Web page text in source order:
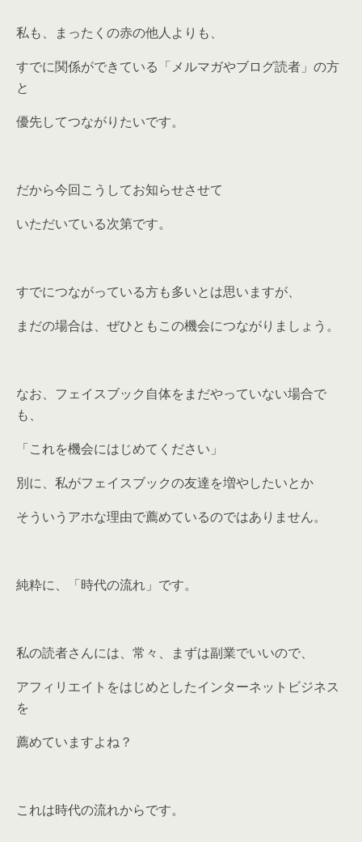
私も、まったくの赤の他人よりも、
すでに関係ができている「メルマガやブログ読者」の方
と
優先してつながりたいです。
だから今回こうしてお知らせさせて
いただいている次第です。
すでにつながっている方も多いとは思いますが、
まだの場合は、ぜひともこの機会につながりましょう。
なお、フェイスブック自体をまだやっていない場合で
も、
「これを機会にはじめてください」
別に、私がフェイスブックの友達を増やしたいとか
そういうアホな理由で薦めているのではありません。
純粋に、「時代の流れ」です。
私の読者さんには、常々、まずは副業でいいので、
アフィリエイトをはじめとしたインターネットビジネス
を
薦めていますよね？
これは時代の流れからです。